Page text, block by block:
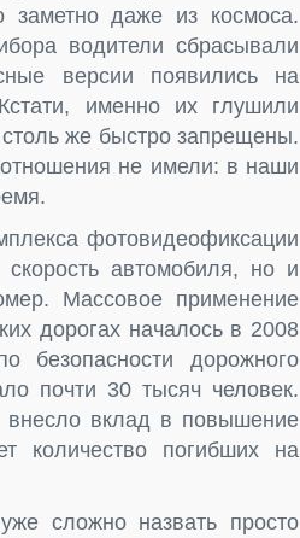
заметно даже из космоса.
водители сбрасывали
версии появились на
именно их глушили
же быстро запрещены.
не имели: в наши
фотовидеофиксации
автомобиля, но и
Массовое применение
дорогах началось в 2008
безопасности дорожного
почти 30 тысяч человек.
внесло вклад в повышение
количество погибших на
сложно назвать просто